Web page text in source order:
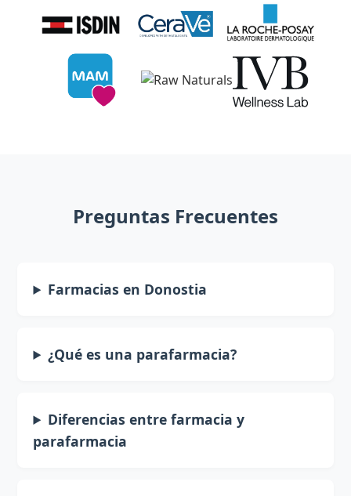
Preguntas Frecuentes
Farmacias en Donostia
¿Qué es una parafarmacia?
Diferencias entre farmacia y
parafarmacia